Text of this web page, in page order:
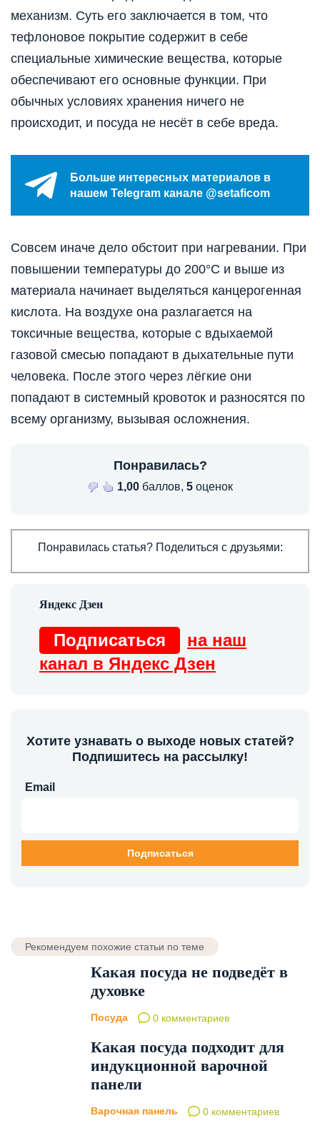
механизм. Суть его заключается в том, что
тефлоновое покрытие содержит в себе
специальные химические вещества, которые
обеспечивают его основные функции. При
обычных условиях хранения ничего не
происходит, и посуда не несёт в себе вреда.
Больше интересных материалов в
нашем Telegram канале @setaficom
Совсем иначе дело обстоит при нагревании. При
повышении температуры до 200°C и выше из
материала начинает выделяться канцерогенная
кислота. На воздухе она разлагается на
токсичные вещества, которые с вдыхаемой
газовой смесью попадают в дыхательные пути
человека. После этого через лёгкие они
попадают в системный кровоток и разносятся по
всему организму, вызывая осложнения.
Понравилась?
1,00 баллов, 5 оценок
Понравилась статья? Поделиться с друзьями:
Подписаться
на наш
канал в Яндекс Дзен
Хотите узнавать о выходе новых статей?
Подпишитесь на рассылку!
Email
Рекомендуем похожие статьи по теме
Какая посуда не подведёт в
духовке
Посуда 0 комментариев
Какая посуда подходит для
индукционной варочной
панели
Варочная панель 0 комментариев